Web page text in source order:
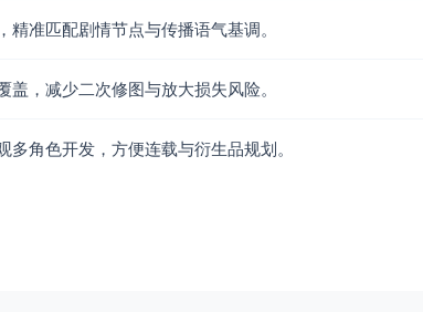
准匹配剧情节点与传播语气基调。
，减少二次修图与放大损失风险。
角色开发，方便连载与衍生品规划。